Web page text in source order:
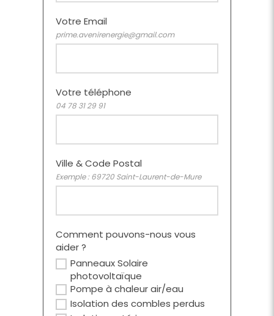
Votre Email
prime.avenirenergie@gmail.com
Votre téléphone
04 78 31 29 91
Ville & Code Postal
Exemple : 69720 Saint-Laurent-de-Mure
Comment pouvons-nous vous
aider ?
Panneaux Solaire
photovoltaïque
Pompe à chaleur air/eau
Isolation des combles perdus